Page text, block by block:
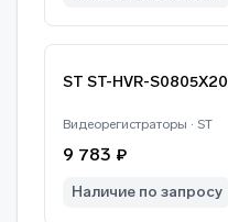
ST ST-HVR-S0805X20
Видеорегистраторы · ST
9 783 ₽
Наличие по запросу